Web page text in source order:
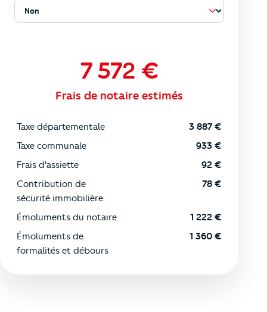
7 572 €
Frais de notaire estimés
Taxe départementale 3 887 €
Taxe communale
933 €
Frais d'assiette
92 €
Contribution de
sécurité immobilière
78 €
Émoluments du notaire 1 222 €
Émoluments de
formalités et débours
1 360 €